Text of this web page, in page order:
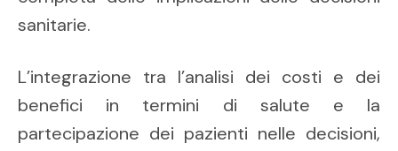
sanitarie.
L’integrazione tra l’analisi dei costi e dei
benefici in termini di salute e la
partecipazione dei pazienti nelle decisioni,